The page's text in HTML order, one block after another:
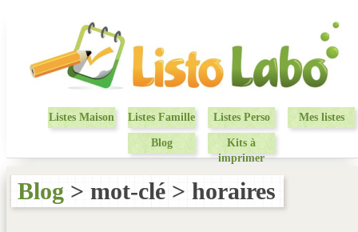
Listes Maison Listes Famille Listes Perso Mes listes
Blog
Kits à
imprimer
Blog > mot-clé > horaires